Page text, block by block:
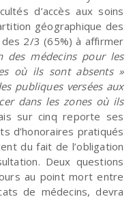
d’accès aux soins
géographique des
2/3 (65%) à affirmer
des médecins pour les
où ils sont absents »
publiques versées aux
dans les zones où ils
sur cinq reporte ses
d’honoraires pratiqués
du fait de l’obligation
Deux questions
au point mort entre
de médecins, devra